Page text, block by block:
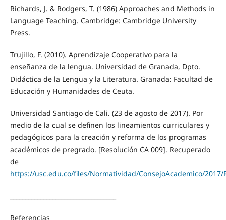
Richards, J. & Rodgers, T. (1986) Approaches and Methods in
Language Teaching. Cambridge: Cambridge University
Press.
Trujillo, F. (2010). Aprendizaje Cooperativo para la
enseñanza de la lengua. Universidad de Granada, Dpto.
Didáctica de la Lengua y la Literatura. Granada: Facultad de
Educación y Humanidades de Ceuta.
Universidad Santiago de Cali. (23 de agosto de 2017). Por
medio de la cual se definen los lineamientos curriculares y
pedagógicos para la creación y reforma de los programas
académicos de pregrado. [Resolución CA 009]. Recuperado
de
https://usc.edu.co/files/Normatividad/ConsejoAcademico/2017/
Referencias